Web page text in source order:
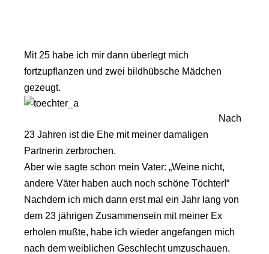
Mit 25 habe ich mir dann überlegt mich
fortzupflanzen und zwei bildhübsche Mädchen
gezeugt.
Nach
23 Jahren ist die Ehe mit meiner damaligen
Partnerin zerbrochen.
Aber wie sagte schon mein Vater: „Weine nicht,
andere Väter haben auch noch schöne Töchter!“
Nachdem ich mich dann erst mal ein Jahr lang von
dem 23 jährigen Zusammensein mit meiner Ex
erholen mußte, habe ich wieder angefangen mich
nach dem weiblichen Geschlecht umzuschauen.